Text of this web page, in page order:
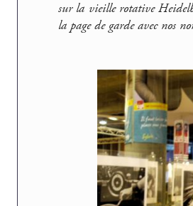
sur la vieille rotative
la page de garde avec nos